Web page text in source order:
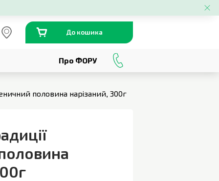
До кошика
Про ФОРУ
половина нарізаний, 300г